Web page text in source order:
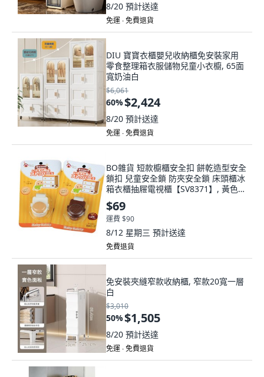
8/20 預計送達
免運 ∙ 免費退貨
DIU 寶寶衣櫃嬰兒收納櫃免安裝家用
零食整理箱衣服儲物兒童小衣櫥, 65面
寬奶油白
$6,061
60%$2,424
8/20 預計送達
免運 ∙ 免費退貨
BO雜貨 短款櫥櫃安全扣 餅乾造型安全
鎖扣 兒童安全鎖 防夾安全鎖 床頭櫃冰
箱衣櫃抽屜電視櫃【SV8371】, 黃色咖
啡隨機出貨, 黃色﹨咖啡色
$69
運費 $90
8/12 星期三 預計送達
免費退貨
免安裝夾縫窄款收納櫃, 窄款20寬一層
白
$3,010
50%$1,505
8/20 預計送達
免運 ∙ 免費退貨